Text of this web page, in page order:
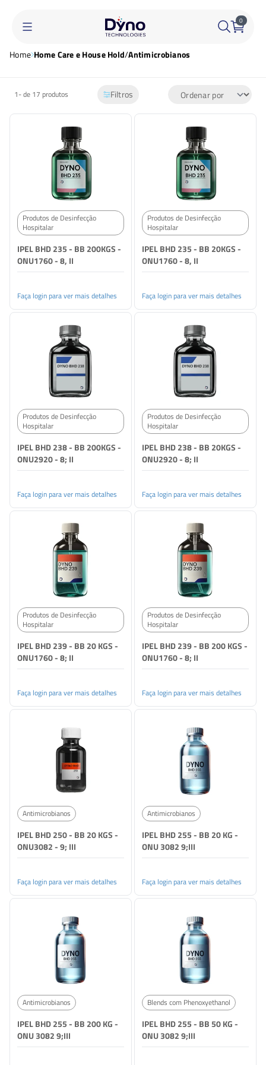
0
Home Home Care e House Hold/Antimicrobianos
1-de 17 produtos Filtros
Produtos de Desinfecção
Hospitalar
IPEL BHD 235 - BB 200KGS -
ONU1760 - 8, II
Faça login para ver mais detalhes
Produtos de Desinfecção
Hospitalar
IPEL BHD 235 - BB 20KGS -
ONU1760 - 8, II
Faça login para ver mais detalhes
Produtos de Desinfecção
Hospitalar
IPEL BHD 238 - BB 200KGS -
ONU2920 - 8; II
Faça login para ver mais detalhes
Produtos de Desinfecção
Hospitalar
IPEL BHD 238 - BB 20KGS -
ONU2920 - 8; II
Faça login para ver mais detalhes
Produtos de Desinfecção
Hospitalar
IPEL BHD 239 - BB 20 KGS -
ONU1760 - 8; II
Faça login para ver mais detalhes
Produtos de Desinfecção
Hospitalar
IPEL BHD 239 - BB 200 KGS -
ONU1760 - 8; II
Faça login para ver mais detalhes
Antimicrobianos
IPEL BHD 250 - BB 20 KGS -
ONU3082 - 9; III
Faça login para ver mais detalhes
Antimicrobianos
IPEL BHD 255 - BB 20 KG -
ONU 3082 9;III
Faça login para ver mais detalhes
Antimicrobianos
IPEL BHD 255 - BB 200 KG -
ONU 3082 9;III
Blends com Phenoxyethanol
IPEL BHD 255 - BB 50 KG -
ONU 3082 9;III